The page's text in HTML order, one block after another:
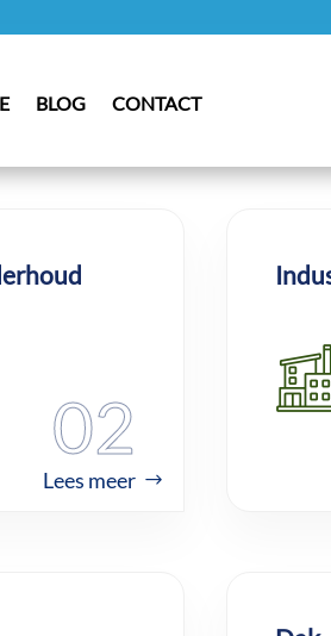
BLOG CONTACT
02
Lees meer